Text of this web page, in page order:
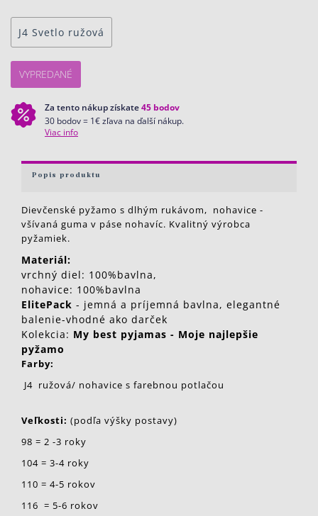
J4 Svetlo ružová
VYPREDANÉ
Za tento nákup získate45 bodov
30 bodov = 1€ zľava na ďalší nákup.
Viac info
Popis produktu
Dievčenské pyžamo s dlhým rukávom, nohavice -
všívaná guma v páse nohavíc. Kvalitný výrobca
pyžamiek.
Materiál:
vrchný diel: 100%bavlna,
nohavice: 100%bavlna
ElitePack - jemná a príjemná bavlna, elegantné
balenie-vhodné ako darček
Kolekcia: My best pyjamas - Moje najlepšie
pyžamo
Farby:
J4 ružová/ nohavice s farebnou potlačou
Veľkosti: (podľa výšky postavy)
98 = 2 -3 roky
104 = 3-4 roky
110 = 4-5 rokov
116 = 5-6 rokov